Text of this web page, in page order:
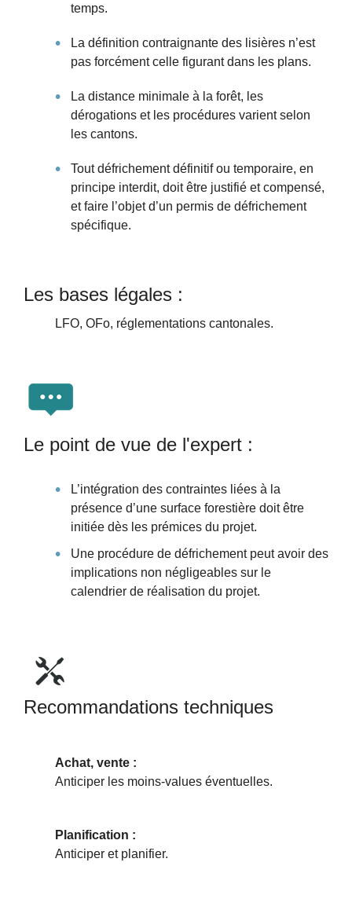
temps.
La définition contraignante des lisières n’est
pas forcément celle figurant dans les plans.
La distance minimale à la forêt, les
dérogations et les procédures varient selon
les cantons.
Tout défrichement définitif ou temporaire, en
principe interdit, doit être justifié et compensé,
et faire l’objet d’un permis de défrichement
spécifique.
Les bases légales :
LFO, OFo, réglementations cantonales.
Le point de vue de l'expert :
L’intégration des contraintes liées à la
présence d’une surface forestière doit être
initiée dès les prémices du projet.
Une procédure de défrichement peut avoir des
implications non négligeables sur le
calendrier de réalisation du projet.
Recommandations techniques
Achat, vente :
Anticiper les moins-values éventuelles.
Planification :
Anticiper et planifier.